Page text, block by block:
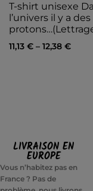
T-shirt unisexe
l’univers il y a des
11,13 € – 12,38 €
LIVRAISON EN
EUROPE
Vous n’habitez pas en
France ? Pas de